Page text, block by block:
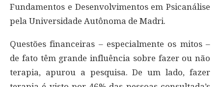
Fundamentos e Desenvolvimentos em Psicanálise
pela Universidade Autônoma de Madri.
Questões financeiras – especialmente os mitos –
de fato têm grande influência sobre fazer ou não
terapia, apurou a pesquisa. De um lado, fazer